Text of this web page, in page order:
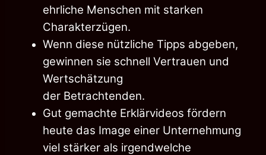
ehrliche Menschen mit starken
Charakterzügen.
Wenn diese nützliche Tipps abgeben,
gewinnen sie schnell Vertrauen und
Wertschätzung
der Betrachtenden.
Gut gemachte Erklärvideos fördern
heute das Image einer Unternehmung
viel stärker als irgendwelche